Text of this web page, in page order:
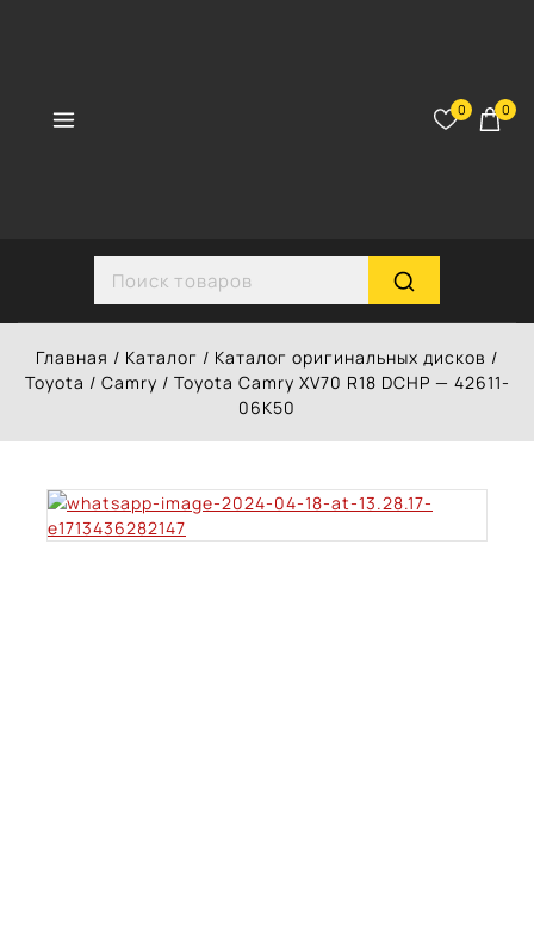
0 0
Главная / Каталог / Каталог оригинальных дисков /
Toyota / Camry / Toyota Camry XV70 R18 DCHP — 42611-
06K50